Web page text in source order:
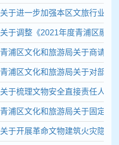
关于进一步加强本区文旅行业和
关于调整《2021年度青浦区融
青浦区文化和旅游局关于商请核
青浦区文化和旅游局关于对部分
关于梳理文物安全直接责任人的
青浦区文化和旅游局关于固定资
关于开展革命文物建筑火灾隐患